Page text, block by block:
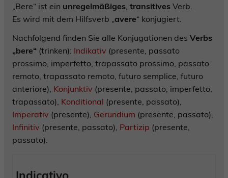
„Bere“ ist ein unregelmäßiges transitives Verb.
Es wird mit dem Hilfsverb „ avere“ konjugiert.
Nachfolgend finden Sie alle Konjugationen des Verbs
„bere“ (trinken): Indikativ (presente, passato
prossimo, imperfetto, trapassato prossimo, passato
remoto, trapassato remoto, futuro semplice, futuro
anteriore), Konjunktiv (presente, passato, imperfetto,
trapassato), Konditional (presente, passato),
Imperativ (presente), Gerundium (presente, passato),
Infinitiv (presente, passato), Partizip (presente,
passato).